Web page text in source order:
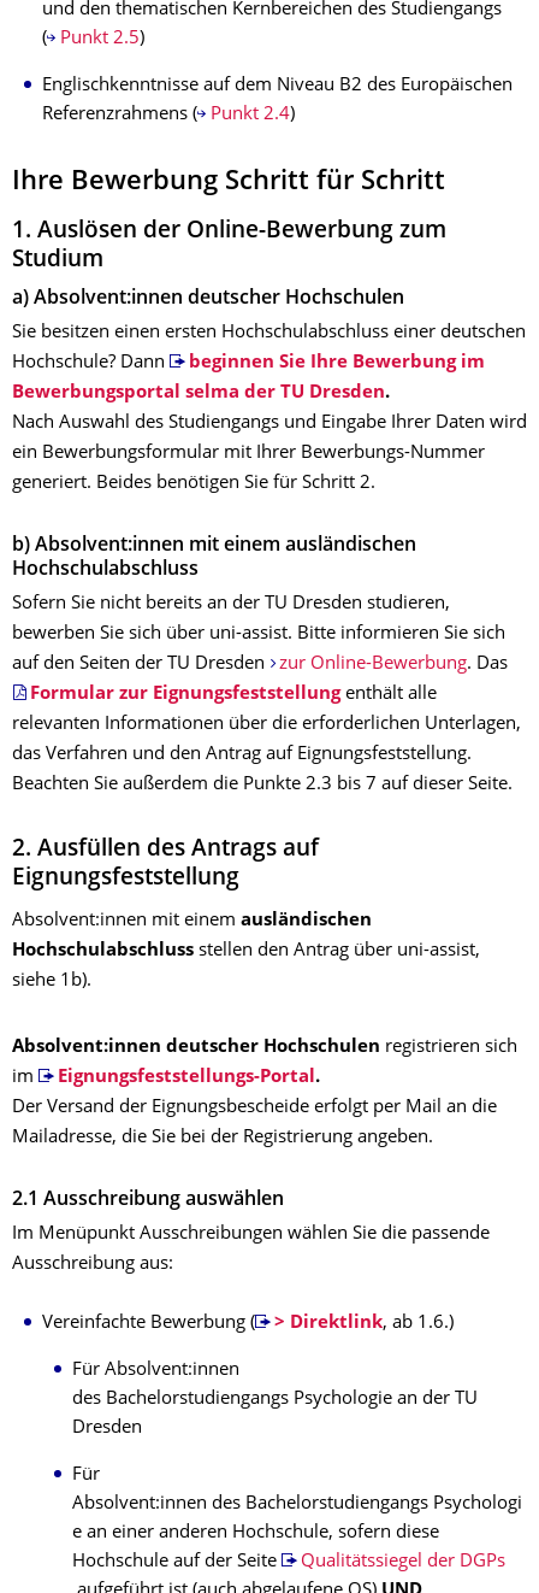
und den thematischen Kernbereichen des Studiengangs
(
Punkt 2.5)
Englischkenntnisse auf dem Niveau B2 des Europäischen
Referenzrahmens (
Punkt 2.4)
Ihre Bewerbung Schritt für Schritt
1. Auslösen der Online-Bewerbung zum
Studium
a) Absolvent:innen deutscher Hochschulen
Sie besitzen einen ersten Hochschulabschluss einer deutschen
Hochschule? Dann
beginnen Sie Ihre Bewerbung im
Bewerbungsportal selma der TU Dresden.
Nach Auswahl des Studiengangs und Eingabe Ihrer Daten wird
ein Bewerbungsformular mit Ihrer Bewerbungs-Nummer
generiert. Beides benötigen Sie für Schritt 2.
b) Absolvent:innen mit einem ausländischen
Hochschulabschluss
Sofern Sie nicht bereits an der TU Dresden studieren,
bewerben Sie sich über uni-assist. Bitte informieren Sie sich
auf den Seiten der TU Dresden
zur Online-Bewerbung. Das
Formular zur Eignungsfeststellungenthält alle
relevanten Informationen über die erforderlichen Unterlagen,
das Verfahren und den Antrag auf Eignungsfeststellung.
Beachten Sie außerdem die Punkte 2.3 bis 7 auf dieser Seite.
2. Ausfüllen des Antrags auf
Eignungsfeststellung
Absolvent:innen mit einem ausländischen
Hochschulabschluss stellen den Antrag über uni-assist,
siehe 1b).
Absolvent:innen deutscher Hochschulen registrieren sich
im
Eignungsfeststellungs-Portal.
Der Versand der Eignungsbescheide erfolgt per Mail an die
Mailadresse, die Sie bei der Registrierung angeben.
2.1 Ausschreibung auswählen
Im Menüpunkt Ausschreibungen wählen Sie die passende
Ausschreibung aus:
Vereinfachte Bewerbung ( > Direktlink, ab 1.6.)
Für Absolvent:innen
des Bachelorstudiengangs Psychologie an der TU
Dresden
Für
Absolvent:innen des Bachelorstudiengangs Psychologi
e an einer anderen Hochschule, sofern diese
Hochschule auf der Seite
Qualitätssiegel der DGPs